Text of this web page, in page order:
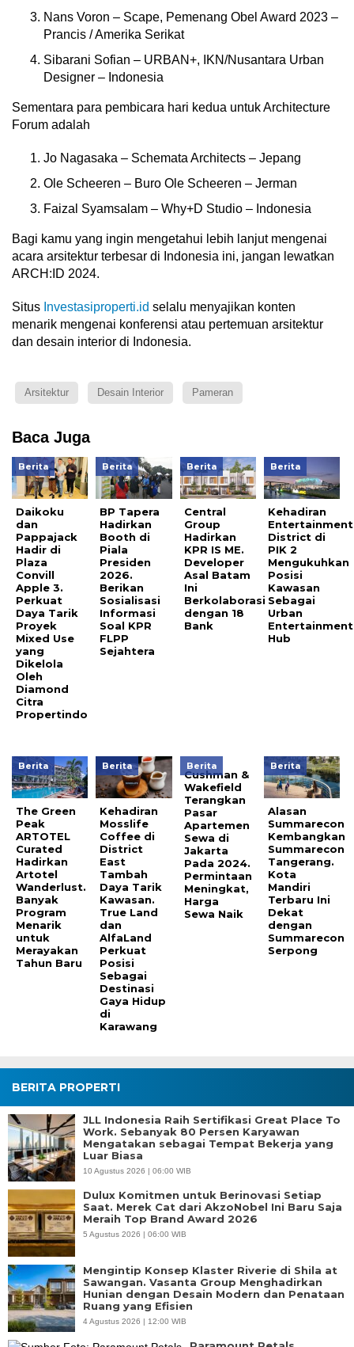
Nans Voron – Scape, Pemenang Obel Award 2023 –
Prancis / Amerika Serikat
Sibarani Sofian – URBAN+, IKN/Nusantara Urban
Designer – Indonesia
Sementara para pembicara hari kedua untuk Architecture
Forum adalah
Jo Nagasaka – Schemata Architects – Jepang
Ole Scheeren – Buro Ole Scheeren – Jerman
Faizal Syamsalam – Why+D Studio – Indonesia
Bagi kamu yang ingin mengetahui lebih lanjut mengenai
acara arsitektur terbesar di Indonesia ini, jangan lewatkan
ARCH:ID 2024.
Situs Investasiproperti.id selalu menyajikan konten
menarik mengenai konferensi atau pertemuan arsitektur
dan desain interior di Indonesia.
Arsitektur Desain Interior Pameran
Baca Juga
Berita
Daikoku
dan
Pappajack
Hadir di
Plaza
Convill
Apple 3.
Perkuat
Daya Tarik
Proyek
Mixed Use
yang
Dikelola
Oleh
Diamond
Citra
Propertindo
Berita
BP Tapera
Hadirkan
Booth di
Piala
Presiden
2026.
Berikan
Sosialisasi
Informasi
Soal KPR
FLPP
Sejahtera
Berita
Central
Group
Hadirkan
KPR IS ME.
Developer
Asal Batam
Ini
Berkolaborasi
dengan 18
Bank
Berita
Kehadiran
Entertainment
District di
PIK 2
Mengukuhkan
Posisi
Kawasan
Sebagai
Urban
Entertainment
Hub
Berita
The Green
Peak
ARTOTEL
Curated
Hadirkan
Artotel
Wanderlust.
Banyak
Program
Menarik
untuk
Merayakan
Tahun Baru
Berita
Kehadiran
Mosslife
Coffee di
District
East
Tambah
Daya Tarik
Kawasan.
True Land
dan
AlfaLand
Perkuat
Posisi
Sebagai
Destinasi
Gaya Hidup
di
Karawang
Berita
Cushman &
Wakefield
Terangkan
Pasar
Apartemen
Sewa di
Jakarta
Pada 2024.
Permintaan
Meningkat,
Harga
Sewa Naik
Berita
Alasan
Summarecon
Kembangkan
Summarecon
Tangerang.
Kota
Mandiri
Terbaru Ini
Dekat
dengan
Summarecon
Serpong
BERITA PROPERTI
JLL Indonesia Raih Sertifikasi Great Place To
Work. Sebanyak 80 Persen Karyawan
Mengatakan sebagai Tempat Bekerja yang
Luar Biasa
10 Agustus 2026 | 06:00 WIB
Dulux Komitmen untuk Berinovasi Setiap
Saat. Merek Cat dari AkzoNobel Ini Baru Saja
Meraih Top Brand Award 2026
5 Agustus 2026 | 06:00 WIB
Mengintip Konsep Klaster Riverie di Shila at
Sawangan. Vasanta Group Menghadirkan
Hunian dengan Desain Modern dan Penataan
Ruang yang Efisien
4 Agustus 2026 | 12:00 WIB